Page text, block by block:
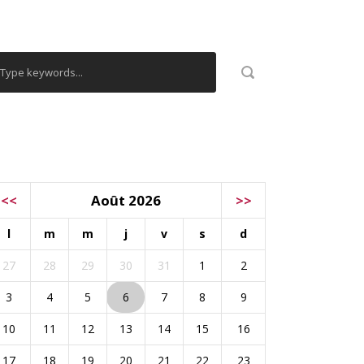
<< Août 2026 >>
l m m j v s d
27 28 29 30 31 1 2
3 4 5 6 7 8 9
10 11 12 13 14 15 16
17 18 19 20 21 22 23